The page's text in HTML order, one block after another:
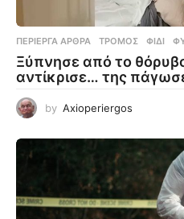
ΠΕΡΊΕΡΓΑ ΆΡΘΡΑ ΤΡΌΜΟΣ ,ΦΊΔΙ ,
Ξύπνησε από το
αντίκρισε… της
by Axioperiergos